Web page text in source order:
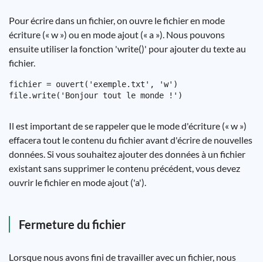
Pour écrire dans un fichier, on ouvre le fichier en mode
écriture (« w ») ou en mode ajout (« a »). Nous pouvons
ensuite utiliser la fonction 'write()' pour ajouter du texte au
fichier.
fichier = ouvert('exemple.txt', 'w')
Il est important de se rappeler que le mode d'écriture (« w »)
effacera tout le contenu du fichier avant d'écrire de nouvelles
données. Si vous souhaitez ajouter des données à un fichier
existant sans supprimer le contenu précédent, vous devez
ouvrir le fichier en mode ajout ('a').
Fermeture du fichier
Lorsque nous avons fini de travailler avec un fichier, nous